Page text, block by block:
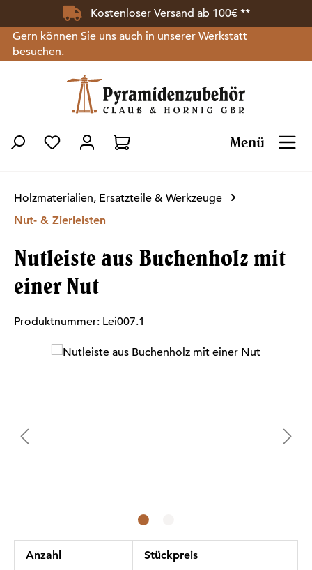
Zum Hauptinhalt springenKostenloser Versand ab 100€ **
Gern können Sie uns auch in unserer Werkstatt
besuchen.
Menü
Du hast 0 Produkte auf dem Merkzettel
Holzmaterialien, Ersatzteile & Werkzeuge
Nut- & Zierleisten
Nutleiste aus Buchenholz mit
einer Nut
Produktnummer: Lei007.1
Bildergalerie überspringen
Anzahl Stückpreis